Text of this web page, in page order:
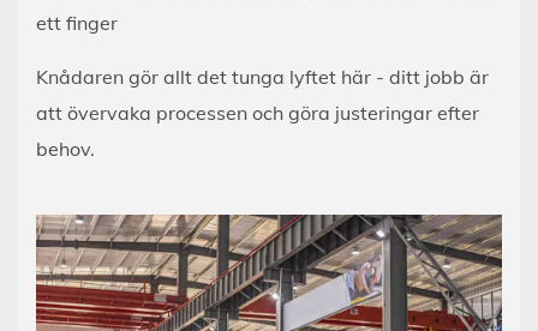
ett finger
Knådaren gör allt det tunga lyftet här - ditt jobb är
att övervaka processen och göra justeringar efter
behov.